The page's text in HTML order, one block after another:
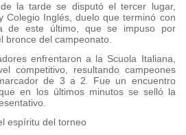
la tarde se disputó el tercer lugar,
Colegio Inglés, duelo que terminó con
de este último, que se impuso por
bronce del campeonato.
enfrentaron a la Scuola Italiana,
competitivo, resultando campeones
de 3 a 2. Fue un encuentro
en los últimos minutos se selló la
espíritu del torneo